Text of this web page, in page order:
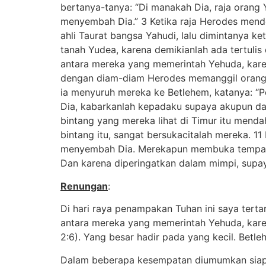
bertanya-tanya: “Di manakah Dia, raja
menyembah Dia.” 3 Ketika raja Herodes
ahli Taurat bangsa Yahudi, lalu dimintanya
tanah Yudea, karena demikianlah ada
antara mereka yang memerintah Yehuda,
dengan diam-diam Herodes memanggil
ia menyuruh mereka ke Betlehem, katanya:
Dia, kabarkanlah kepadaku supaya akupun
bintang yang mereka lihat di Timur itu
bintang itu, sangat bersukacitalah mereka.
menyembah Dia. Merekapun membuka
Dan karena diperingatkan dalam mimpi,
Renungan:
Di hari raya penampakan Tuhan ini saya
antara mereka yang memerintah Yehuda,
2:6). Yang besar hadir pada yang kecil.
Dalam beberapa kesempatan diumumkan